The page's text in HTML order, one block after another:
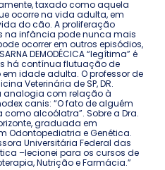
taxado como aquela
ocorre na vida adulta, em
do cão. A proliferação
na infância pode nunca mais
ocorrer em outros episódios,
DEMODÉCICA “legítima” é
há contínua flutuação de
idade adulta. O professor de
Veterinária de SP, DR.
analogia com relação à
canis: “O fato de alguém
alcoólatra”. Sobre a Dra.
graduada em
Odontopediatria e Genética.
Universitária Federal das
–lecionei para os cursos de
Nutrição e Farmácia.”